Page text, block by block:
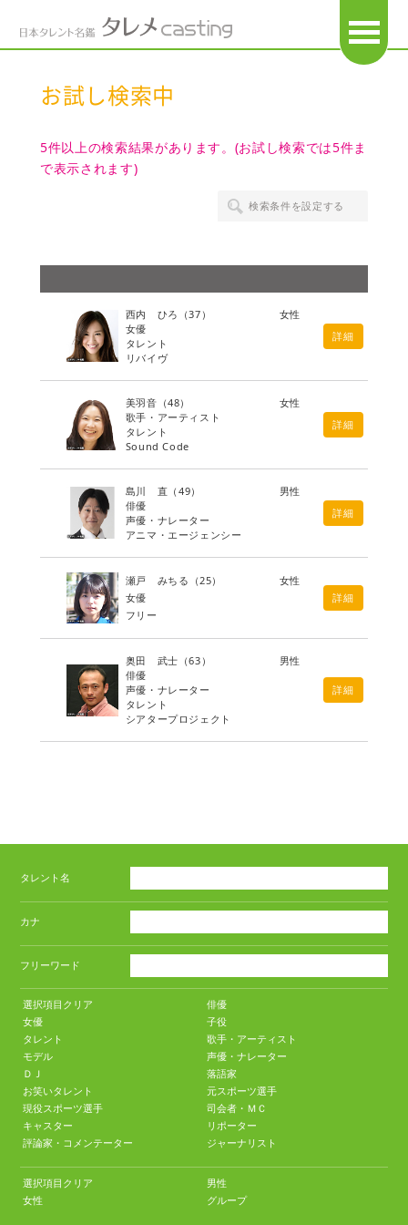
お試し検索中
5件以上の検索結果があります。(お試し検索では5件ま
で表示されます)
検索条件を設定する
西内 ひろ （37）
女性
女優
タレント
リバイヴ
詳細
美羽音 （48）
女性
歌手・アーティスト
タレント
Sound Code
詳細
島川 直 （49）
男性
俳優
声優・ナレーター
アニマ・エージェンシー
詳細
瀬戸 みちる （25）
女性
女優
フリー
詳細
奥田 武士 （63）
男性
俳優
声優・ナレーター
タレント
シアタープロジェクト
詳細
タレント名
カナ
フリーワード
選択項目クリア
俳優
女優
子役
タレント
歌手・アーティスト
モデル
声優・ナレーター
ＤＪ
落語家
お笑いタレント
元スポーツ選手
現役スポーツ選手
司会者・ＭＣ
キャスター
リポーター
評論家・コメンテーター
ジャーナリスト
選択項目クリア
男性
女性
グループ